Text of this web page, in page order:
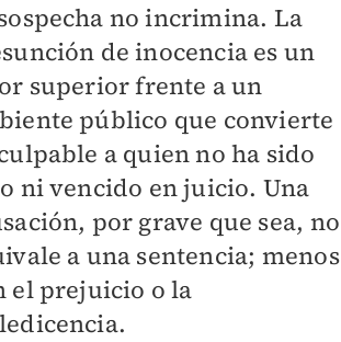
no incrimina. La
de inocencia es un
superior frente a un
público que convierte
a quien no ha sido
ni vencido en juicio. Una
por grave que sea, no
a una sentencia; menos
el prejuicio o la